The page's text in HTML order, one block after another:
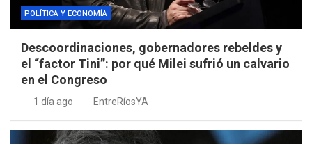
POLÍTICA Y ECONOMÍA
Descoordinaciones, gobernadores rebeldes y
el “factor Tini”: por qué Milei sufrió un calvario
en el Congreso
1 día ago EntreRíosYA